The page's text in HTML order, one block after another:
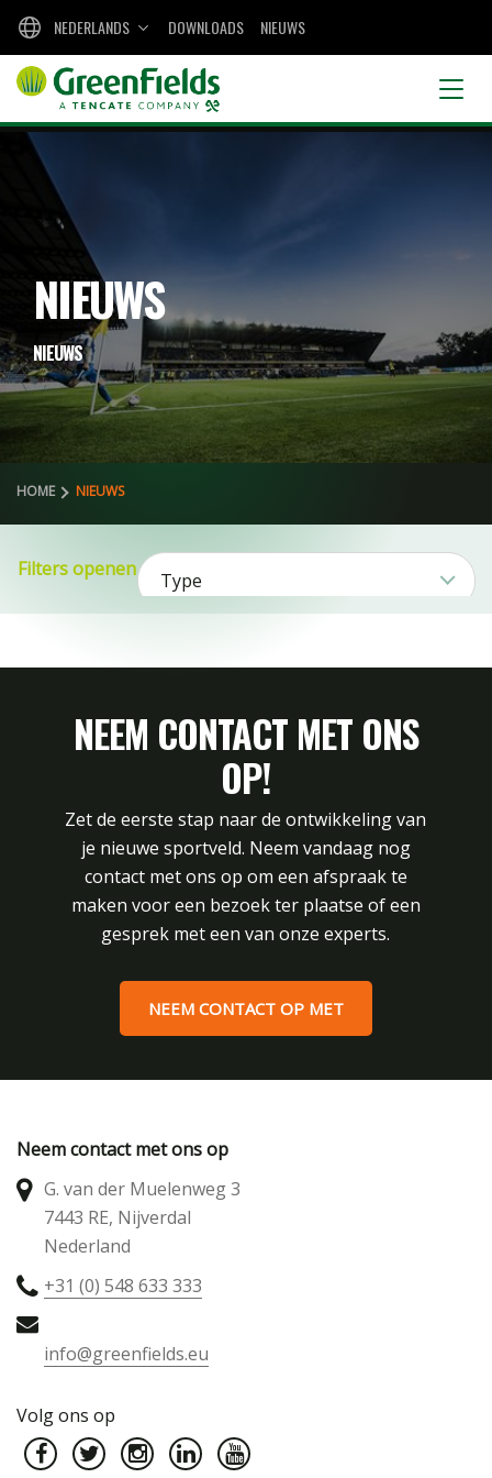
DOWNLOADS NIEUWS
NEDERLANDS
NIEUWS
NIEUWS
HOME NIEUWS
Filters openen Type
Honkbal2
Hockey21
Rugby16
Tennis1
Product
Evolutie11
-serie 2
Zuiver5
10
Categorie
combinaties17
Hybride17
waterbasis11
FILTERS WISSEN
NEEM CONTACT MET ONS
OP!
Zet de eerste stap naar de ontwikkeling van
je nieuwe sportveld. Neem vandaag nog
contact met ons op om een afspraak te
maken voor een bezoek ter plaatse of een
gesprek met een van onze experts.
NEEM CONTACT OP MET
Neem contact met ons op
G. van der Muelenweg 3
7443 RE, Nijverdal
Nederland
+31 (0) 548 633 333
info@greenfields.eu
Volg ons op